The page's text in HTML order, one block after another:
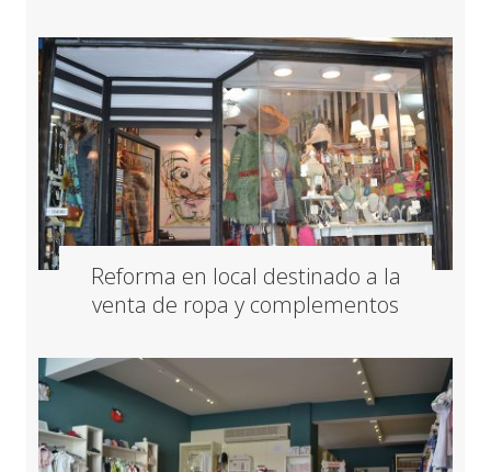
Reforma en local destinado a la
venta de ropa y complementos